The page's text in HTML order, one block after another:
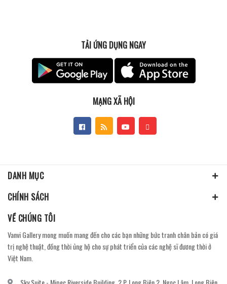
TẢI ỨNG DỤNG NGAY
MẠNG XÃ HỘI
DANH MỤC
CHÍNH SÁCH
VỀ CHÚNG TÔI
Vanvi Gallery mong muốn mang đến cho các bạn những bức tranh chân bản có giá
trị nghệ thuật, đồng thời ủng hộ cho sự phát triển của các nghệ sĩ đương thời ở
Việt Nam.